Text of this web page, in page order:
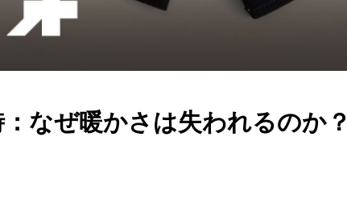
なぜ暖かさは失われるのか？